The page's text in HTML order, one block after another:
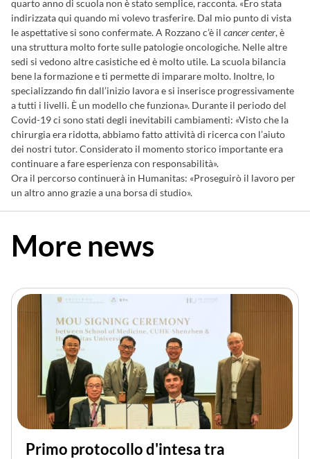
quarto anno di scuola non è stato semplice, racconta. «Ero stata
indirizzata qui quando mi volevo trasferire. Dal mio punto di vista
le aspettative si sono confermate. A Rozzano c’è il cancer center, è
una struttura molto forte sulle patologie oncologiche. Nelle altre
sedi si vedono altre casistiche ed è molto utile. La scuola bilancia
bene la formazione e ti permette di imparare molto. Inoltre, lo
specializzando fin dall’inizio lavora e si inserisce progressivamente
a tutti i livelli. È un modello che funziona». Durante il periodo del
Covid-19 ci sono stati degli inevitabili cambiamenti: «Visto che la
chirurgia era ridotta, abbiamo fatto attività di ricerca con l’aiuto
dei nostri tutor. Considerato il momento storico importante era
continuare a fare esperienza con responsabilità».
Ora il percorso continuerà in Humanitas: «Proseguirò il lavoro per
un altro anno grazie a una borsa di studio».
More news
Primo protocollo d'intesa tra